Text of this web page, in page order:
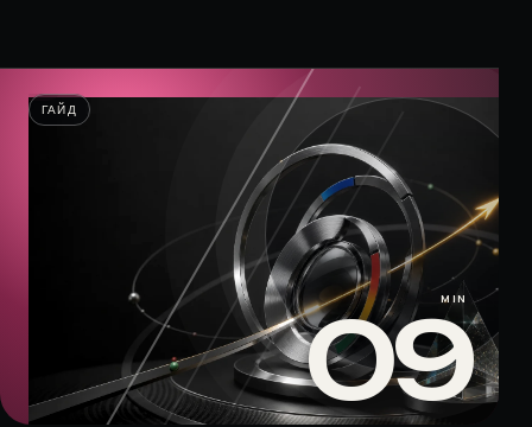
ГАЙД
09
MIN